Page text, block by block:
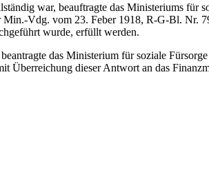
war, beauftragte das Ministeriums
Min.-Vdg. vom 23. Feber 1918, R-G-Bl. Nr.
wurde, erfüllt werden.
das Ministerium für soziale
Überreichung dieser Antwort an das